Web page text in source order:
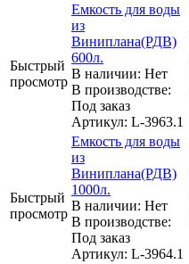
Быстрый
просмотр
Емкость для воды
из
Виниплана(РДВ)
600л.
В наличии: Нет
В производстве:
Под заказ
Артикул: L-3963.1
Быстрый
просмотр
Емкость для воды
из
Виниплана(РДВ)
1000л.
В наличии: Нет
В производстве:
Под заказ
Артикул: L-3964.1